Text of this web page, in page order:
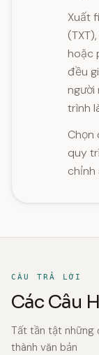
Xuất
hoặc
đều
người
trình
Chọn
quy
chỉnh
CÂU TRẢ LỜI
Các Câu
Tất tần tật những
thành văn bản